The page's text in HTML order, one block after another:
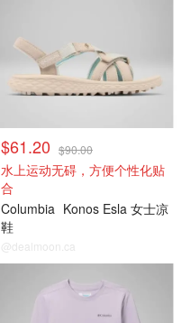
$61.20 $90.00
水上运动无碍，方便个性化贴
合
Columbia Konos Esla 女士凉
鞋
@dealmoon.ca